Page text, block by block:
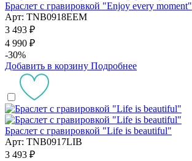
Браслет с гравировкой "Enjoy every moment"
Арт: TNB0918EEM
3 493 ₽
4 990 ₽
-30%
Добавить в корзину Подробнее
Браслет с гравировкой "Life is beautiful"
Арт: TNB0917LIB
3 493 ₽